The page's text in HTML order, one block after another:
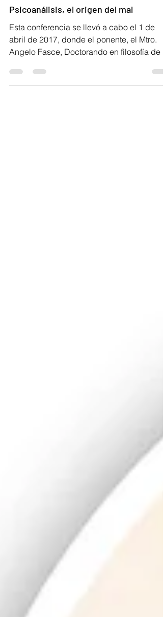
Psicología
Psicoanálisis, el origen del mal
Esta conferencia se llevó a cabo el 1 de
abril de 2017, donde el ponente, el Mtro.
Angelo Fasce, Doctorando en filosofía de
ciencia y...